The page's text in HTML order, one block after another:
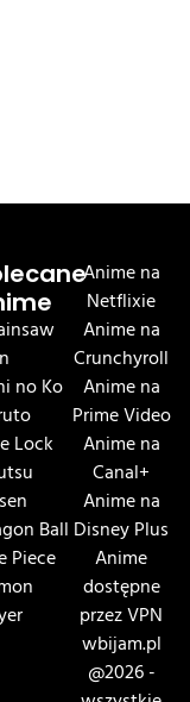
no Ko
Lock
Ball
Piece
Anime na
Netflixie
Anime na
Crunchyroll
Anime na
Prime Video
Anime na
Canal+
Anime na
Disney Plus
Anime
dostępne
przez VPN
wbijam.pl
@2026 -